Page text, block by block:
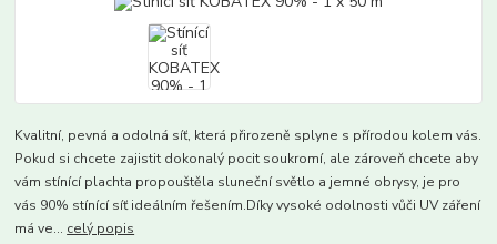
Kvalitní, pevná a odolná síť, která přirozeně splyne s přírodou kolem vás.
Pokud si chcete zajistit dokonalý pocit soukromí, ale zároveň chcete aby
vám stínící plachta propouštěla ​​sluneční světlo a jemné obrysy, je pro
vás 90% stínící síť ideálním řešením.Díky vysoké odolnosti vůči UV záření
má ve... celý popis